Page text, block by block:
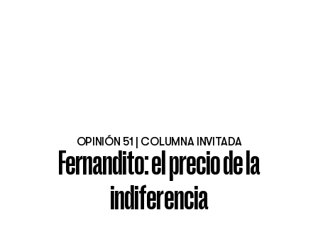
OPINIÓN 51 | COLUMNA INVITADA
Fernandito: el precio de la
indiferencia